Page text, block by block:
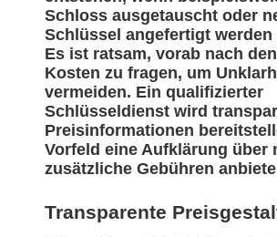
Schloss ausgetauscht oder
Schlüssel angefertigt werden
Es ist ratsam, vorab nach
Kosten zu fragen, um
vermeiden. Ein qualifizierter
Schlüsseldienst wird
Preisinformationen
Vorfeld eine Aufklärung über
zusätzliche Gebühren
Transparente